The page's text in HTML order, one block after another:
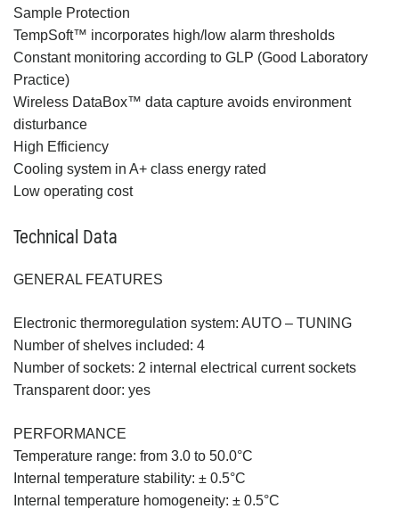
Sample Protection
TempSoft™ incorporates high/low alarm thresholds
Constant monitoring according to GLP (Good Laboratory
Practice)
Wireless DataBox™ data capture avoids environment
disturbance
High Efficiency
Cooling system in A+ class energy rated
Low operating cost
Technical Data
GENERAL FEATURES
Electronic thermoregulation system: AUTO – TUNING
Number of shelves included: 4
Number of sockets: 2 internal electrical current sockets
Transparent door: yes
PERFORMANCE
Temperature range: from 3.0 to 50.0°C
Internal temperature stability: ± 0.5°C
Internal temperature homogeneity: ± 0.5°C